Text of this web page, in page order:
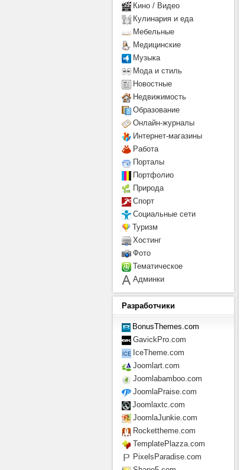
Кино / Видео
Кулинария и еда
Мебельные
Медицинские
Музыка
Мода и стиль
Новостные
Недвижимость
Образование
Онлайн-журналы
Интернет-магазины
Работа
Порталы
Портфолио
Природа
Спорт
Социальные сети
Туризм
Хостинг
Фото
Тематическое
Админки
Разработчики
BonusThemes.com
GavickPro.com
IceTheme.com
Joomlart.com
Joomlabamboo.com
JoomlaPraise.com
Joomlaxtc.com
JoomlaJunkie.com
Rockettheme.com
TemplatePlazza.com
PixelsParadise.com